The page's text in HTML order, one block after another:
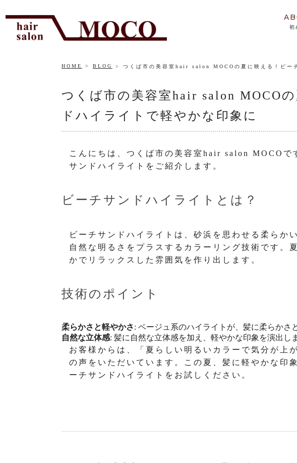
初
HOME BLOG つくば市の美容室hair salon MOCOの夏に映える！ビー
つくば市の美容室hair salon MOCO
ドハイライトで軽やかな印象に
こんにちは、つくば市の美容室hair salon MOCOで
サンドハイライトをご紹介します。
ビーチサンドハイライトとは？
ビーチサンドハイライトは、砂浜を思わせる柔らか
自然な明るさをプラスするカラーリング技術です。
かでリラックスした雰囲気を作り出します。
技術のポイント
柔らかさと軽やかさ: ベージュ系のハイライトが、髪に柔らかさ
自然な立体感: 髪に自然な立体感を加え、軽やかな印象を演出し
お客様からは、「夏らしい明るいカラーで気分が上
の声をいただいています。この夏、髪に軽やかな印
ーチサンドハイライトをお試しください。